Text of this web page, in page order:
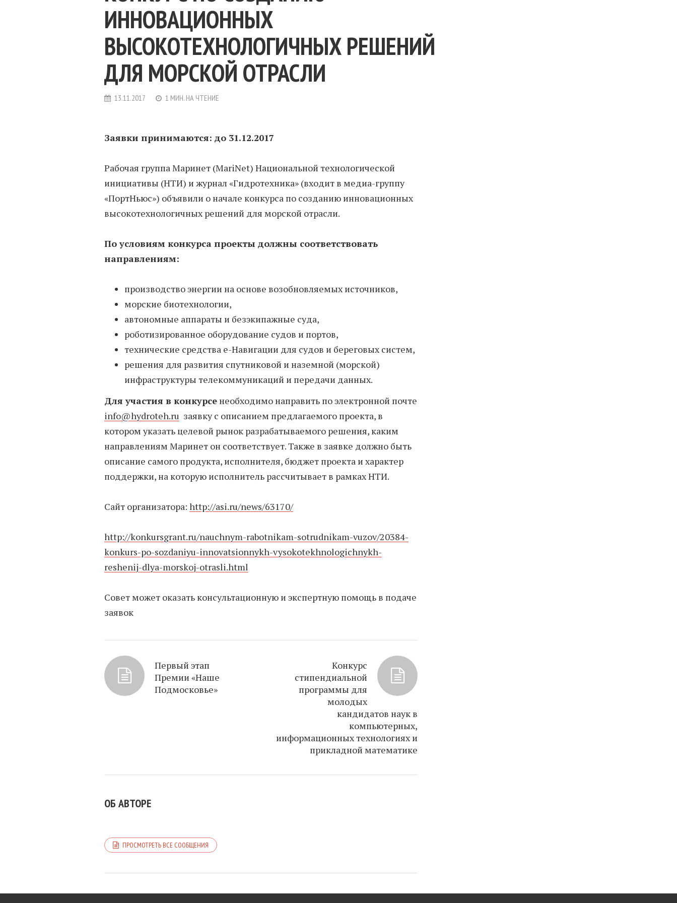
ИННОВАЦИОННЫХ
ВЫСОКОТЕХНОЛОГИЧНЫХ РЕШЕНИЙ
ДЛЯ МОРСКОЙ ОТРАСЛИ
13.11.2017 1 МИН. НА ЧТЕНИЕ
Заявки принимаются: до 31.12.2017
Рабочая группа Маринет (MariNet) Национальной технологической
инициативы (НТИ) и журнал «Гидротехника» (входит в медиа-группу
«ПортНьюс») объявили о начале конкурса по созданию инновационных
высокотехнологичных решений для морской отрасли.
По условиям конкурса проекты должны соответствовать
направлениям:
производство энергии на основе возобновляемых источников,
морские биотехнологии,
автономные аппараты и безэкипажные суда,
роботизированное оборудование судов и портов,
технические средства е-Навигации для судов и береговых систем,
решения для развития спутниковой и наземной (морской)
инфраструктуры телекоммуникаций и передачи данных.
Для участия в конкурсе необходимо направить по электронной почте
info@hydroteh.ru заявку с описанием предлагаемого проекта, в
котором указать целевой рынок разрабатываемого решения, каким
направлениям Маринет он соответствует. Также в заявке должно быть
описание самого продукта, исполнителя, бюджет проекта и характер
поддержки, на которую исполнитель рассчитывает в рамках НТИ.
Сайт организатора: http://asi.ru/news/63170/
http://konkursgrant.ru/nauchnym-rabotnikam-sotrudnikam-vuzov/20384-
konkurs-po-sozdaniyu-innovatsionnykh-vysokotekhnologichnykh-
reshenij-dlya-morskoj-otrasli.html
Совет может оказать консультационную и экспертную помощь в подаче
заявок
Первый этап
Премии «Наше
Подмосковье»
Конкурс
стипендиальной
программы для
молодых
кандидатов наук в
компьютерных,
информационных технологиях и
прикладной математике
ОБ АВТОРЕ
ПРОСМОТРЕТЬ ВСЕ СООБЩЕНИЯ